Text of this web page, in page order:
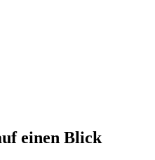
einen Blick